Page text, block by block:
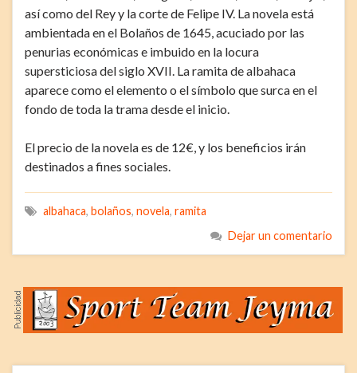
así como del Rey y la corte de Felipe IV. La novela está
ambientada en el Bolaños de 1645, acuciado por las
penurias económicas e imbuido en la locura
supersticiosa del siglo XVII. La ramita de albahaca
aparece como el elemento o el símbolo que surca en el
fondo de toda la trama desde el inicio.
El precio de la novela es de 12€, y los beneficios irán
destinados a fines sociales.
albahaca, bolaños, novela, ramita
Dejar un comentario